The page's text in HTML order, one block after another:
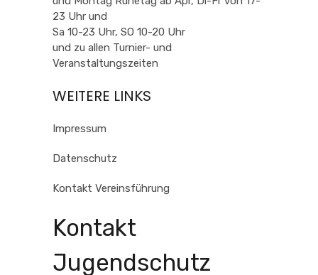
23 Uhr und
Sa 10-23 Uhr, SO 10-20 Uhr
und zu allen Turnier- und
Veranstaltungszeiten
WEITERE LINKS
Impressum
Datenschutz
Kontakt Vereinsführung
Kontakt
Jugendschutz